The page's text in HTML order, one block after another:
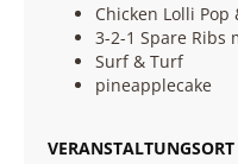
Chicken Lolli Pop
3-2-1 Spare Ribs
Surf & Turf
pineapplecake